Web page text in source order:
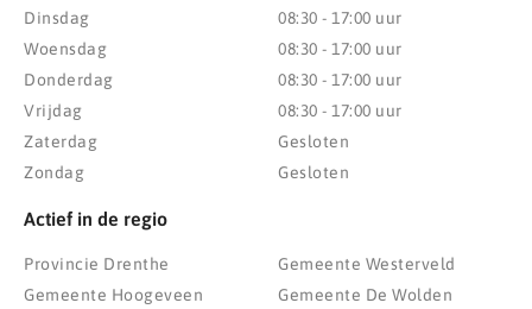
Dinsdag
Woensdag
Donderdag
Vrijdag
Zaterdag
Zondag
08:30 - 17:00 uur
08:30 - 17:00 uur
08:30 - 17:00 uur
08:30 - 17:00 uur
Gesloten
Gesloten
Actief in de regio
Provincie Drenthe
Gemeente Hoogeveen
Gemeente Westerveld
Gemeente De Wolden